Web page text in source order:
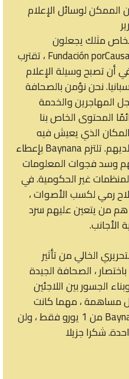
لوسائل الإعلام
مثلك يجعلون
Baynana ، التي هي جزء من Fundación porCausa ، تقترب
أن تصبح وسيلة الإعلام
نحن نؤمن بالصحافة
المهاجرين والخدمة
المحتوى الخاص بنا
الذي يعيش فيه
القراء أو مقدار الأموال التي لديهم. تلتزم Baynana بإعطاء
وسد فجوات المعلومات
غير الحكومية. في
رمي لكسب الأصوات ،
هم من يتعين عليهم سرد
الأجانب.
الخالي من تأثير
، الصحافة الجيدة
الجسور بين اللاجئين
مساهمة ، مهما كانت
صغيرة ، تحدث فرقًا. ادعم Baynana من 1 يورو فقط ، ولن
شكرا جزيلا